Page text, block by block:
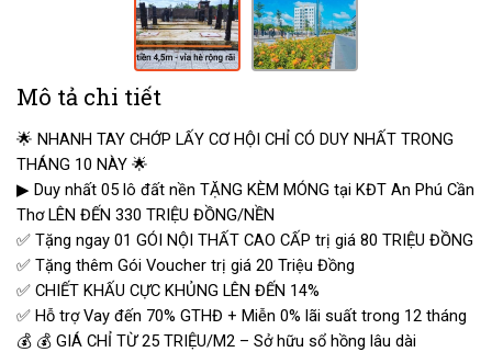
Mô tả chi tiết
🌟 NHANH TAY CHỚP LẤY CƠ HỘI CHỈ CÓ DUY NHẤT TRONG
THÁNG 10 NÀY 🌟
▶ Duy nhất 05 lô đất nền TẶNG KÈM MÓNG tại KĐT An Phú Cần
Thơ LÊN ĐẾN 330 TRIỆU ĐỒNG/NỀN
✅ Tặng ngay 01 GÓI NỘI THẤT CAO CẤP trị giá 80 TRIỆU ĐỒNG
✅ Tặng thêm Gói Voucher trị giá 20 Triệu Đồng
✅ CHIẾT KHẤU CỰC KHỦNG LÊN ĐẾN 14%
✅ Hỗ trợ Vay đến 70% GTHĐ + Miễn 0% lãi suất trong 12 tháng
💰 💰 GIÁ CHỈ TỪ 25 TRIỆU/M2 – Sở hữu sổ hồng lâu dài